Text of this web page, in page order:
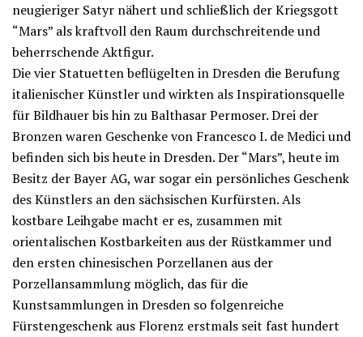
neugieriger Satyr nähert und schließlich der Kriegsgott
“Mars” als kraftvoll den Raum durchschreitende und
beherrschende Aktfigur.
Die vier Statuetten beflügelten in Dresden die Berufung
italienischer Künstler und wirkten als Inspirationsquelle
für Bildhauer bis hin zu Balthasar Permoser. Drei der
Bronzen waren Geschenke von Francesco I. de Medici und
befinden sich bis heute in Dresden. Der “Mars”, heute im
Besitz der Bayer AG, war sogar ein persönliches Geschenk
des Künstlers an den sächsischen Kurfürsten. Als
kostbare Leihgabe macht er es, zusammen mit
orientalischen Kostbarkeiten aus der Rüstkammer und
den ersten chinesischen Porzellanen aus der
Porzellansammlung möglich, das für die
Kunstsammlungen in Dresden so folgenreiche
Fürstengeschenk aus Florenz erstmals seit fast hundert